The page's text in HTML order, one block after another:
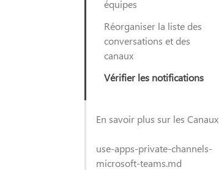
équipes
Réorganiser la liste des
conversations et des
canaux
Vérifier les notifications
En savoir plus sur les Canaux
use-apps-private-channels-
microsoft-teams.md